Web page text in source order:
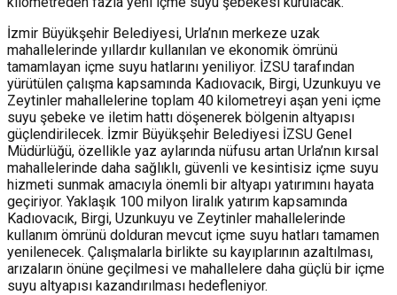
İzmir Büyükşehir Belediyesi, Urla’nın merkeze uzak
mahallelerinde yıllardır kullanılan ve ekonomik ömrünü
tamamlayan içme suyu hatlarını yeniliyor. İZSU tarafından
yürütülen çalışma kapsamında Kadıovacık, Birgi, Uzunkuyu ve
Zeytinler mahallelerine toplam 40 kilometreyi aşan yeni içme
suyu şebeke ve iletim hattı döşenerek bölgenin altyapısı
güçlendirilecek. İzmir Büyükşehir Belediyesi İZSU Genel
Müdürlüğü, özellikle yaz aylarında nüfusu artan Urla’nın kırsal
mahallelerinde daha sağlıklı, güvenli ve kesintisiz içme suyu
hizmeti sunmak amacıyla önemli bir altyapı yatırımını hayata
geçiriyor. Yaklaşık 100 milyon liralık yatırım kapsamında
Kadıovacık, Birgi, Uzunkuyu ve Zeytinler mahallelerinde
kullanım ömrünü dolduran mevcut içme suyu hatları tamamen
yenilenecek. Çalışmalarla birlikte su kayıplarının azaltılması,
arızaların önüne geçilmesi ve mahallelere daha güçlü bir içme
suyu altyapısı kazandırılması hedefleniyor.